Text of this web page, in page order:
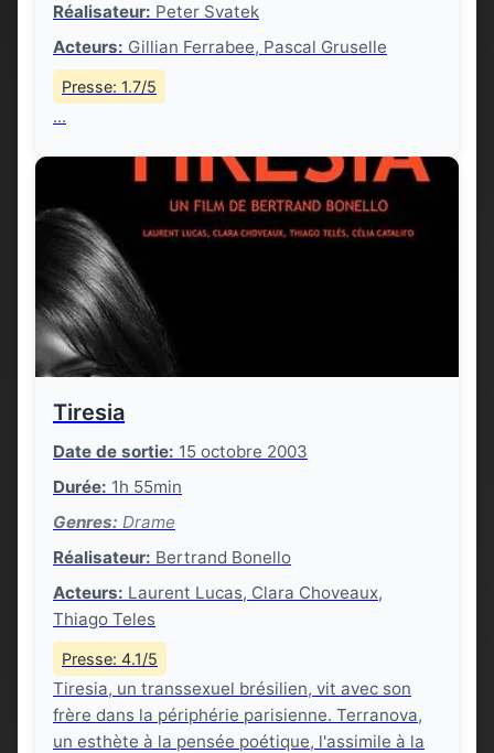
Réalisateur: Peter Svatek
Acteurs: Gillian Ferrabee, Pascal Gruselle
Presse: 1.7/5
...
Tiresia
Date de sortie: 15 octobre 2003
Durée: 1h 55min
Genres: Drame
Réalisateur: Bertrand Bonello
Acteurs: Laurent Lucas, Clara Choveaux,
Thiago Teles
Presse: 4.1/5
Tiresia, un transsexuel brésilien, vit avec son
frère dans la périphérie parisienne. Terranova,
un esthète à la pensée poétique, l'assimile à la